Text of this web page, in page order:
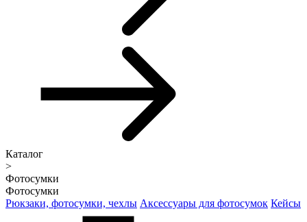
Каталог
>
Фотосумки
Фотосумки
Рюкзаки, фотосумки, чехлы Аксессуары для фотосумок Кейсы